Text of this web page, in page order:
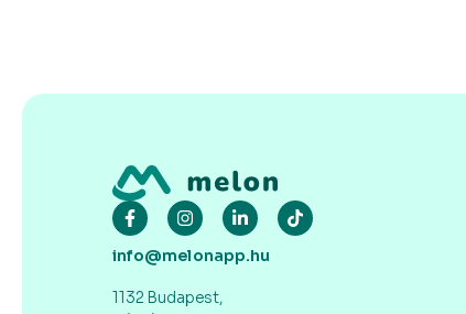
info@melonapp.hu
1132 Budapest,